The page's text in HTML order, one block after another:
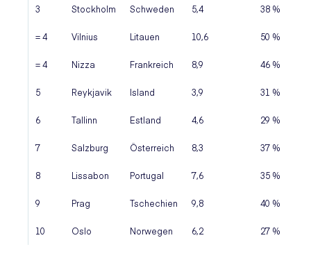
3 Stockholm Schweden 5,4 38 %
= 4 Vilnius Litauen 10,6 50 %
= 4 Nizza Frankreich 8,9 46 %
5 Reykjavik Island 3,9 31 %
6 Tallinn Estland 4,6 29 %
7 Salzburg Österreich 8,3 37 %
8 Lissabon Portugal 7,6 35 %
9 Prag Tschechien 9,8 40 %
10 Oslo Norwegen 6,2 27 %